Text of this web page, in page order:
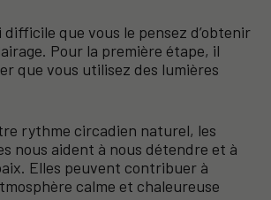
difficile que vous le pensez d’obtenir
Pour la première étape, il
que vous utilisez des lumières
rythme circadien naturel, les
nous aident à nous détendre et à
Elles peuvent contribuer à
calme et chaleureuse